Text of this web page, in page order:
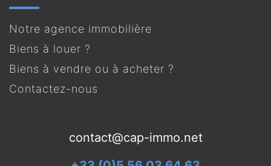
Notre agence immobilière
Biens à louer ?
Biens à vendre ou à acheter ?
Contactez-nous
contact@cap-immo.net